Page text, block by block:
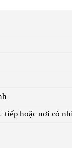
tiếp hoặc nơi có